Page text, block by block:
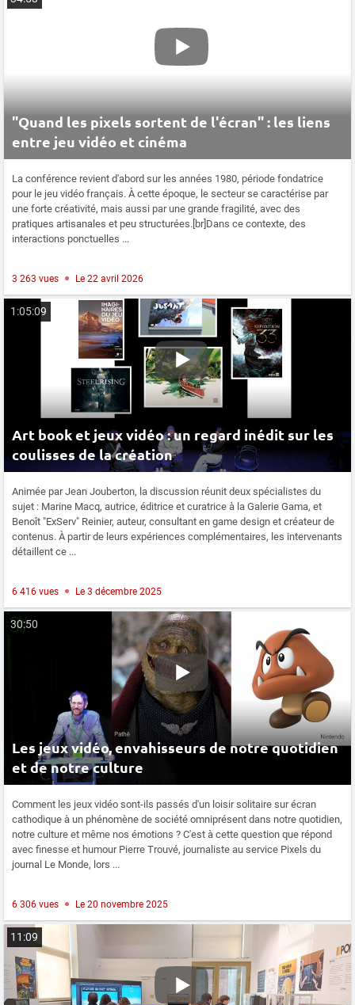
"Quand les pixels sortent de l'écran" : les liens
entre jeu vidéo et cinéma
La conférence revient d'abord sur les années 1980, période fondatrice
pour le jeu vidéo français. À cette époque, le secteur se caractérise par
une forte créativité, mais aussi par une grande fragilité, avec des
pratiques artisanales et peu structurées.[br]Dans ce contexte, des
interactions ponctuelles ...
3 263 vues Le 22 avril 2026
Art book et jeux vidéo : un regard inédit sur les
coulisses de la création
1:05:09
Animée par Jean Jouberton, la discussion réunit deux spécialistes du
sujet : Marine Macq, autrice, éditrice et curatrice à la Galerie Gama, et
Benoît "ExServ" Reinier, auteur, consultant en game design et créateur de
contenus. À partir de leurs expériences complémentaires, les intervenants
détaillent ce ...
6 416 vues Le 3 décembre 2025
Les jeux vidéo, envahisseurs de notre quotidien
et de notre culture
30:50
Comment les jeux vidéo sont-ils passés d'un loisir solitaire sur écran
cathodique à un phénomène de société omniprésent dans notre quotidien,
notre culture et même nos émotions ? C'est à cette question que répond
avec finesse et humour Pierre Trouvé, journaliste au service Pixels du
journal Le Monde, lors ...
6 306 vues Le 20 novembre 2025
11:09